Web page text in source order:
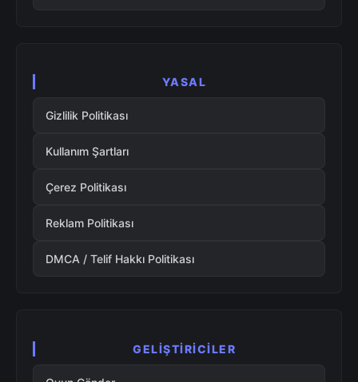
YASAL
Gizlilik Politikası
Kullanım Şartları
Çerez Politikası
Reklam Politikası
DMCA / Telif Hakkı Politikası
GELIŞTIRICILER